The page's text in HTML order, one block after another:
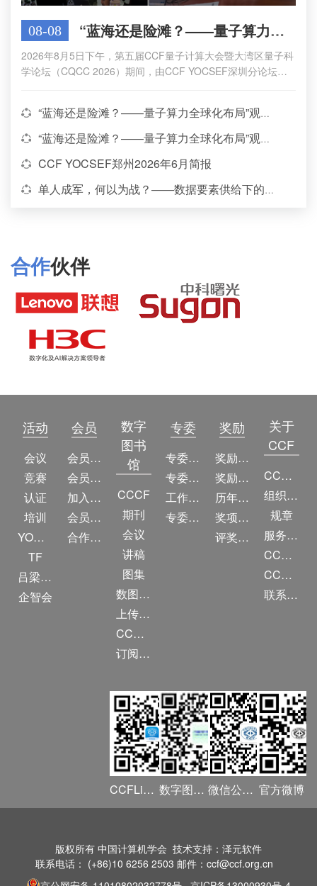
08-08 “蓝海还是险滩？——量子算力全球化布局”观点论坛于CQCC 2026举办
2026年8月5日下午，第五届CCF量子计算大会暨大湾区量子科
学论坛（CQCC 2026）期间，由CCF YOCSEF深圳分论坛与
“蓝海还是险滩？——量子算力全球化布局”观点论坛于CQCC 2026举办
“蓝海还是险滩？——量子算力全球化布局”观点论坛于CQCC 2026举办
CCF YOCSEF郑州2026年6月简报
单人成军，何以为战？——数据要素供给下的福建OPC困局与破局
合作伙伴
活动
会议
竞赛
认证
培训
YOCSEF
TF
吕梁振兴
企智会
会员
会员简介
会员权益
加入CCF
会员交费
合作伙伴
数字
图书
馆
CCCF
期刊
会议
讲稿
图集
数图编审委员会
上传/发布作品
CCF DL Focus
订阅《计算》
专委
专委简介
专委条例
工作问答
专委名单
奖励
奖励动态
奖励目录
历年获奖名单
奖项推荐
评奖条例
关于
CCF
CCF简介
组织机构
规章
服务项目
CCF大事记
CCF创建60周年
联系我们
CCFLink APP 数字图书馆 微信公众号 官方微博
版权所有 中国计算机学会 技术支持：泽元软件
联系电话： (+86)10 6256 2503 邮件：ccf@ccf.org.cn